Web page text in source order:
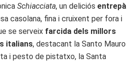
Schiacciata, un deliciós entrepà
casolana, fina i cruixent per fora i
se serveix farcida dels millors
italians, destacant la Santo Mauro
i pesto de pistatxo, la Santa